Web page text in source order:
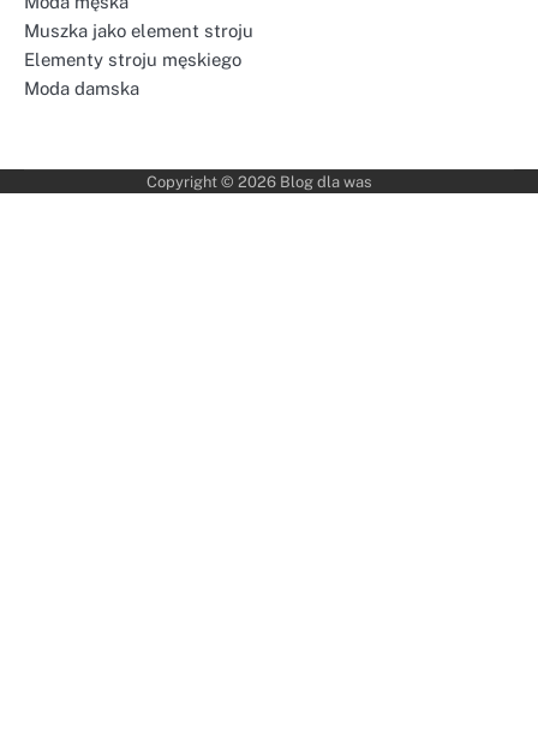
Muszka jako element stroju
Elementy stroju męskiego
Moda damska
Copyright © 2026 Blog dla was